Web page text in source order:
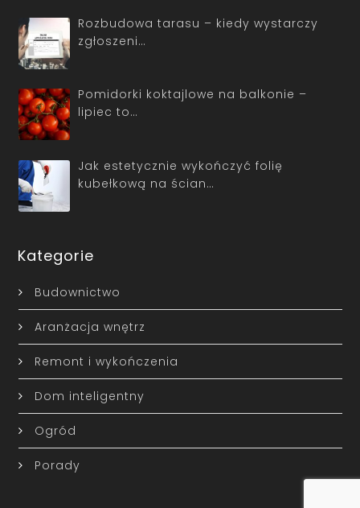
Rozbudowa tarasu – kiedy wystarczy
zgłoszeni…
Pomidorki koktajlowe na balkonie –
lipiec to…
Jak estetycznie wykończyć folię
kubełkową na ścian…
Kategorie
Budownictwo
Aranżacja wnętrz
Remont i wykończenia
Dom inteligentny
Ogród
Porady